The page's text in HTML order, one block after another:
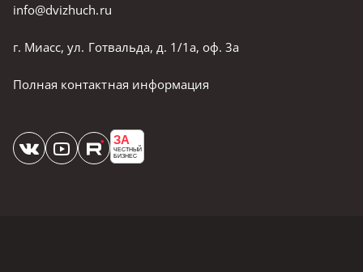
info@dvizhuch.ru
г. Миасс, ул. Готвальда, д. 1/1а, оф. 3а
Полная контактная информация
ЗА
ЧЕСТНЫЙ
БИЗНЕС